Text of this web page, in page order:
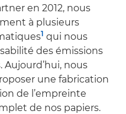
en 2012, nous
à plusieurs
1 qui nous
des émissions
nous
une fabrication
de l’empreinte
de nos papiers.